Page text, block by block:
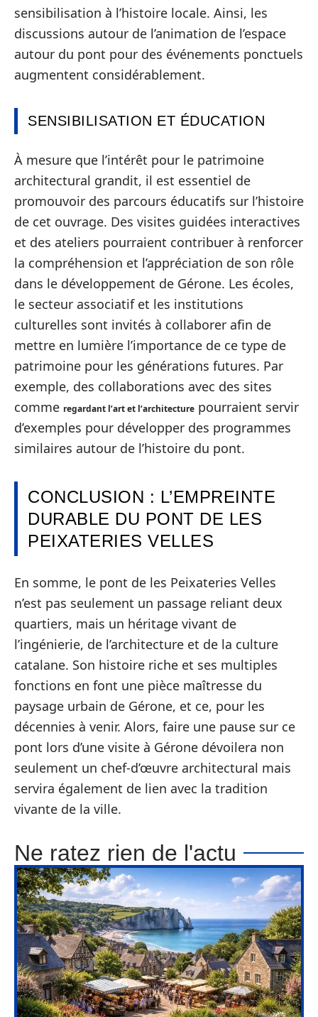
sensibilisation à l’histoire locale. Ainsi, les
discussions autour de l’animation de l’espace
autour du pont pour des événements ponctuels
augmentent considérablement.
SENSIBILISATION ET ÉDUCATION
À mesure que l’intérêt pour le patrimoine
architectural grandit, il est essentiel de
promouvoir des parcours éducatifs sur l’histoire
de cet ouvrage. Des visites guidées interactives
et des ateliers pourraient contribuer à renforcer
la compréhension et l’appréciation de son rôle
dans le développement de Gérone. Les écoles,
le secteur associatif et les institutions
culturelles sont invités à collaborer afin de
mettre en lumière l’importance de ce type de
patrimoine pour les générations futures. Par
exemple, des collaborations avec des sites
comme regardant l’art et l’architecture pourraient servir
d’exemples pour développer des programmes
similaires autour de l’histoire du pont.
CONCLUSION : L’EMPREINTE
DURABLE DU PONT DE LES
PEIXATERIES VELLES
En somme, le pont de les Peixateries Velles
n’est pas seulement un passage reliant deux
quartiers, mais un héritage vivant de
l’ingénierie, de l’architecture et de la culture
catalane. Son histoire riche et ses multiples
fonctions en font une pièce maîtresse du
paysage urbain de Gérone, et ce, pour les
décennies à venir. Alors, faire une pause sur ce
pont lors d’une visite à Gérone dévoilera non
seulement un chef-d’œuvre architectural mais
servira également de lien avec la tradition
vivante de la ville.
Ne ratez rien de l'actu